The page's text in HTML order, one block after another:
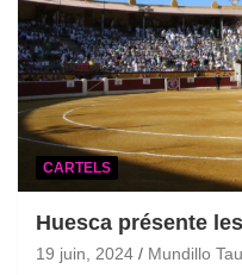
CARTELS
Huesca présente
19 juin, 2024 Mundillo